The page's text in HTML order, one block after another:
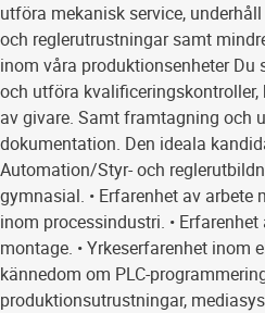
utföra mekanisk service,
och reglerutrustningar samt
inom våra produktionsenheter Du
och utföra
av givare. Samt framtagning och
dokumentation. Den ideala
Automation/Styr- och
gymnasial. • Erfarenhet av arbete
inom processindustri. •
montage. • Yrkeserfarenhet inom
kännedom om PLC-
produktionsutrustningar,